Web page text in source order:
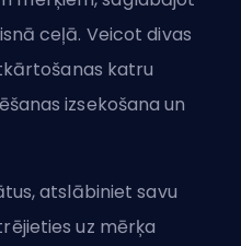
ceļā. Veicot divas
katru
izsekošana un
atslābiniet savu
uz mērķa